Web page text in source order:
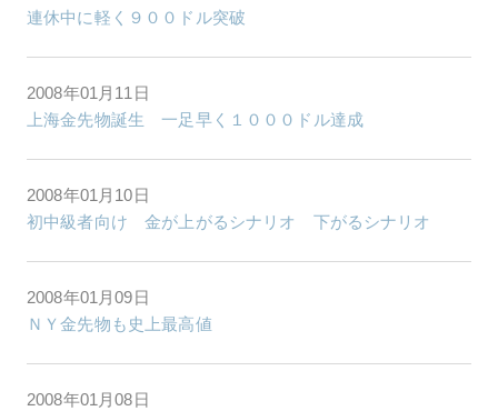
連休中に軽く９００ドル突破
2008年01月11日
上海金先物誕生 一足早く１０００ドル達成
2008年01月10日
初中級者向け 金が上がるシナリオ 下がるシナリオ
2008年01月09日
ＮＹ金先物も史上最高値
2008年01月08日